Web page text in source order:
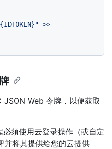
JSON Web 令牌，以便获取
须使用云登录操作（或自定
并将其提供给您的云提供